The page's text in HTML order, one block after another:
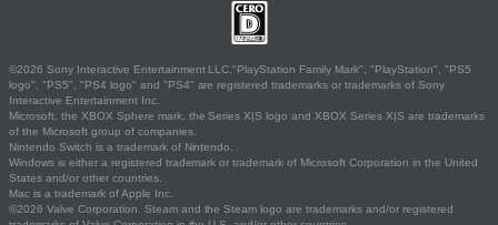
©2026 Sony Interactive Entertainment LLC."PlayStation Family Mark", "PlayStation", "PS5
logo", "PS5", "PS4 logo" and "PS4" are registered trademarks or trademarks of Sony
Interactive Entertainment Inc.
Microsoft, the XBOX Sphere mark, the Series X|S logo and XBOX Series X|S are trademarks
of the Microsoft group of companies.
Nintendo Switch is a trademark of Nintendo.
Windows is either a registered trademark or trademark of Microsoft Corporation in the United
States and/or other countries.
Mac is a trademark of Apple Inc.
©2026 Valve Corporation. Steam and the Steam logo are trademarks and/or registered